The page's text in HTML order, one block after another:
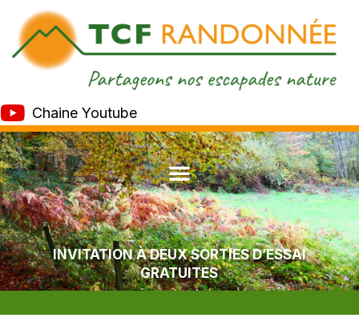
Chaine Youtube
INVITATION À DEUX SORTIES D’ESSAI
GRATUITES